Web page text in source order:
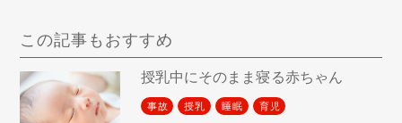
この記事もおすすめ
授乳中にそのまま寝る赤ちゃん
事故 授乳 睡眠 育児